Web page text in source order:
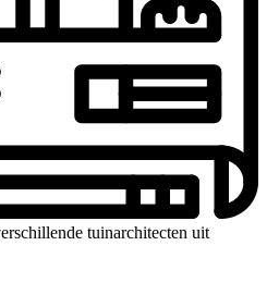
tuinarchitecten uit